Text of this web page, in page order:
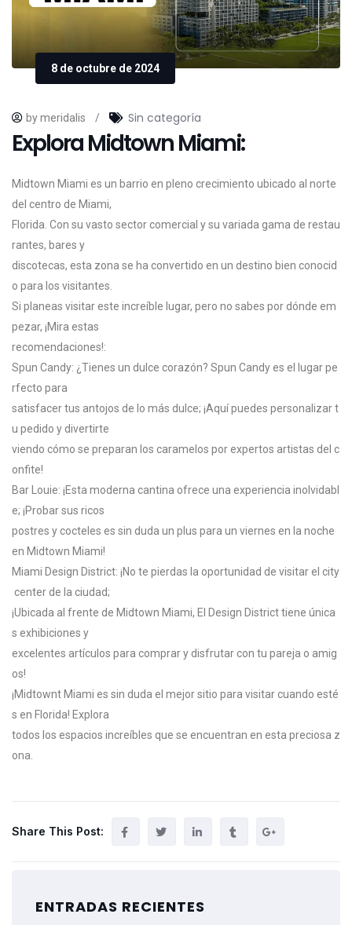
8 de octubre de 2024
by meridalis / Sin categoría
Explora Midtown Miami:
Midtown Miami es un barrio en pleno crecimiento ubicado al norte
del centro de Miami,
Florida. Con su vasto sector comercial ysu variada gama de restau
rantes, bares y
discotecas, esta zona se ha convertido en un destino bien conocid
o para los visitantes.
Si planeas visitareste increíble lugar, pero no sabes por dónde em
pezar, ¡Mira estas
recomendaciones!:
Spun Candy: ¿Tienes un dulce corazón? Spun Candyes el lugarpe
rfecto para
satisfacertus antojos de lo más dulce; ¡Aquípuedes personalizart
u pedido y divertirte
viendo cómo se preparan los caramelos porexpertos artistas del c
onfite!
Bar
Louie: ¡Esta moderna cantina ofrece una experiencia inolvidabl
e; ¡Probarsus ricos
postres y cocteles es sin duda un plus para un viernes en la noche
en Midtown Miami!
Miami Design District: ¡No te pierdas la oportunidad de visitarel city
center de la ciudad;
¡Ubicada al frente de Midtown Miami, El Design Districttiene única
s exhibiciones y
excelentes artículos para comprary disfrutar con tu pareja o amig
os!
¡Midtownt Miami es sin duda el mejor sitio para visitar cuando esté
s en Florida! Explora
todos los espacios increíbles que se encuentran en esta preciosa z
ona.
Share This Post:
ENTRADAS RECIENTES